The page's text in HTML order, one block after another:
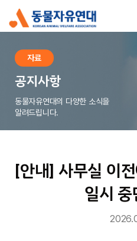
자료
공지사항
동물자유연대의 다양한 소식을
알려드립니다.
[안내] 사무실 이
일시